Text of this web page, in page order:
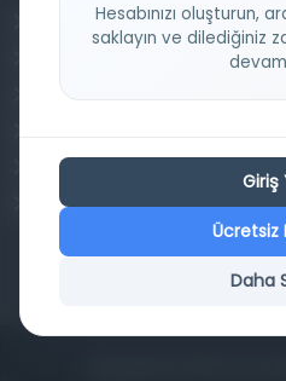
Osmanlica.com
Transkripsiyon Alfabesi Çevirisi
Tarihi Dokümanlarda
Hesabınızı oluşturun,
saklayın ve dilediğiniz
Giriş
Ücretsiz
Daha